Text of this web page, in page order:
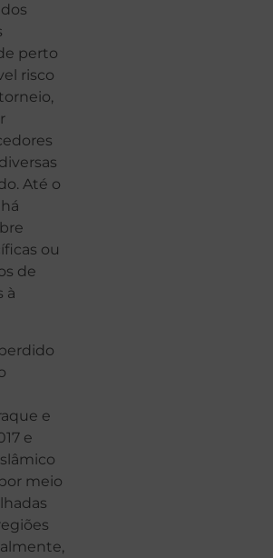
perto
risco
Até o
ou
de
à
e
e
meio